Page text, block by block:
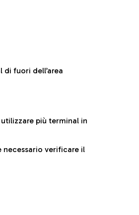
fuori dell’area
più terminal in
necessario verificare il